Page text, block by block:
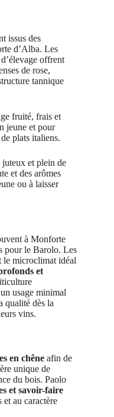
issus des
d’Alba. Les
offrent
de rose,
tannique
fruité, frais et
jeune et pour
plats italiens.
et plein de
et des arômes
ou à laisser
à Monforte
pour le Barolo. Les
le microclimat idéal
et
usage minimal
qualité dès la
vins.
en chêneafin de
unique de
du bois. Paolo
et savoir-faire
au caractère